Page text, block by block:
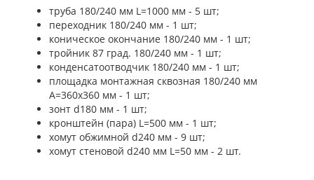
труба 180/240 мм L=1000 мм - 5 шт;
переходник 180/240 мм - 1 шт;
коническое окончание 180/240 мм - 1 шт;
тройник 87 град. 180/240 мм - 1 шт;
конденсатоотводчик 180/240 мм - 1 шт;
площадка монтажная сквозная 180/240 мм
A=360х360 мм - 1 шт;
зонт d180 мм - 1 шт;
кронштейн (пара) L=500 мм - 1 шт;
хомут обжимной d240 мм - 9 шт;
хомут стеновой d240 мм L=50 мм - 2 шт.